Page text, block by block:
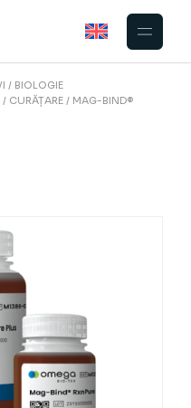
BIOLOGIE
CURĂȚARE
MAG-BIND®